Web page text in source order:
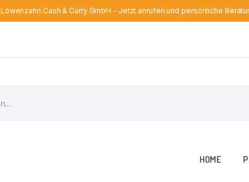
Löwenzahn Cash & Carry GmbH - Jetzt anrufen und persönliche
HOME